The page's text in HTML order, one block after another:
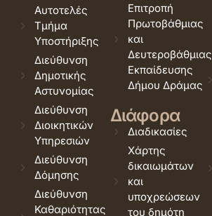
Αυτοτελές
Τμήμα
Υποστήριξης
Διεύθυνση
Δημοτικής
Αστυνομίας
Διεύθυνση
Διοικητικών
Υπηρεσιών
Διεύθυνση
Δόμησης
Διεύθυνση
Καθαριότητας
Επιτροπή
Πρωτοβάθμιας
και
Δευτεροβάθμιας
Εκπαίδευσης
Δήμου Δράμας
Διάφορα
Διαδικασίες
Χάρτης
δικαιωμάτων
και
υποχρεώσεων
του δημότη